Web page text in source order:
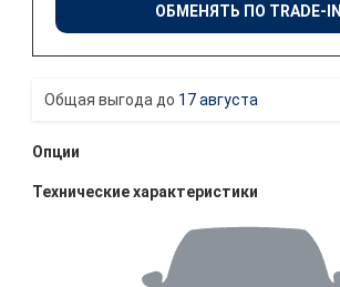
ОБМЕНЯТЬ ПО TRADE-IN
17 августа
Опции
Технические характеристики